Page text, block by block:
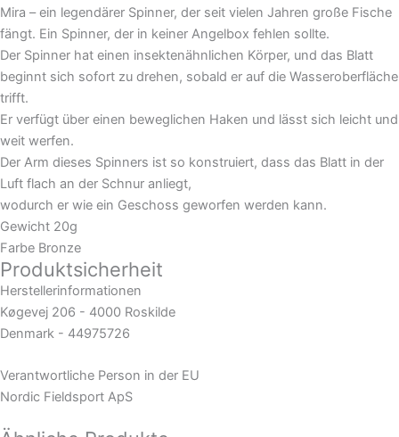
Mira – ein legendärer Spinner, der seit vielen Jahren große Fische
fängt. Ein Spinner, der in keiner Angelbox fehlen sollte.
Der Spinner hat einen insektenähnlichen Körper, und das Blatt
beginnt sich sofort zu drehen, sobald er auf die Wasseroberfläche
trifft.
Er verfügt über einen beweglichen Haken und lässt sich leicht und
weit werfen.
Der Arm dieses Spinners ist so konstruiert, dass das Blatt in der
Luft flach an der Schnur anliegt,
wodurch er wie ein Geschoss geworfen werden kann.
Gewicht 20g
Farbe Bronze
Produktsicherheit
Herstellerinformationen
Køgevej 206 - 4000 Roskilde
Denmark - 44975726
Verantwortliche Person in der EU
Nordic Fieldsport ApS